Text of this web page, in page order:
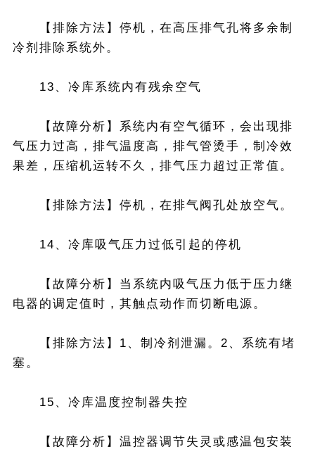
【排除方法】停机，在高压排气孔将多余制
冷剂排除系统外。
13、冷库系统内有残余空气
【故障分析】系统内有空气循环，会出现排
气压力过高，排气温度高，排气管烫手，制冷效
果差，压缩机运转不久，排气压力超过正常值。
【排除方法】停机，在排气阀孔处放空气。
14、冷库吸气压力过低引起的停机
【故障分析】当系统内吸气压力低于压力继
电器的调定值时，其触点动作而切断电源。
【排除方法】1、制冷剂泄漏。2、系统有堵
塞。
15、冷库温度控制器失控
【故障分析】温控器调节失灵或感温包安装